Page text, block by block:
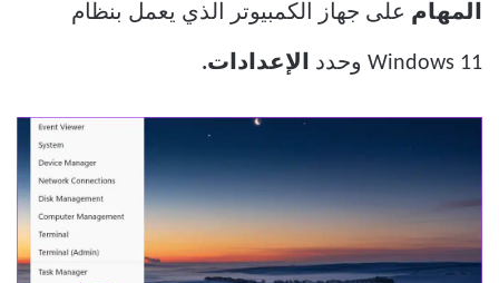
المهام على جهاز الكمبيوتر الذي يعمل بنظام
Windows 11 وحدد الإعدادات.